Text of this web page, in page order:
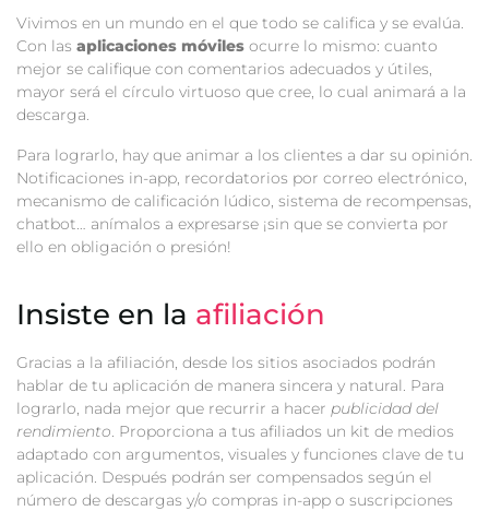
Vivimos en un mundo en el que todo se califica y se evalúa.
Con las aplicaciones móviles ocurre lo mismo: cuanto
mejor se califique con comentarios adecuados y útiles,
mayor será el círculo virtuoso que cree, lo cual animará a la
descarga.
Para lograrlo, hay que animar a los clientes a dar su opinión.
Notificaciones in-app, recordatorios por correo electrónico,
mecanismo de calificación lúdico, sistema de recompensas,
chatbot… anímalos a expresarse ¡sin que se convierta por
ello en obligación o presión!
Insiste en la afiliación
Gracias a la afiliación, desde los sitios asociados podrán
hablar de tu aplicación de manera sincera y natural. Para
lograrlo, nada mejor que recurrir a hacer publicidad del
rendimiento. Proporciona a tus afiliados un kit de medios
adaptado con argumentos, visuales y funciones clave de tu
aplicación. Después podrán ser compensados según el
número de descargas y/o compras in-app o suscripciones